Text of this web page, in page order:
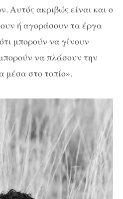
Αυτός ακριβώς είναι και ο
ή αγοράσουν τα έργα
μπορούν να γίνουν
να πλάσουν την
μέσα στο τοπίο».